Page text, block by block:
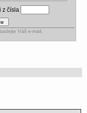
Váš e-mail.